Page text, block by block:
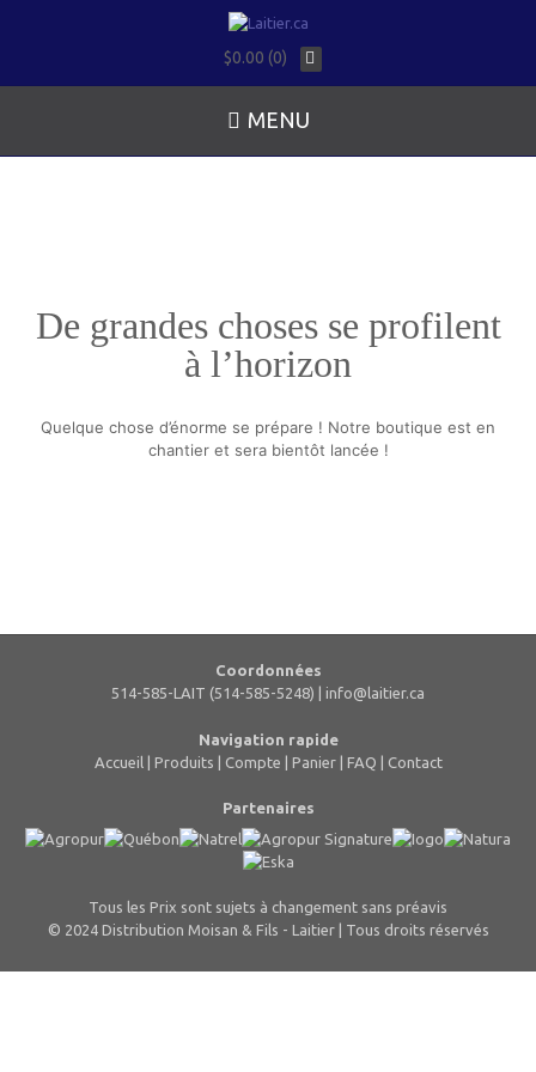
$0.00 (0)
MENU
De grandes choses se profilent
à l’horizon
Quelque chose d’énorme se prépare ! Notre boutique est en
chantier et sera bientôt lancée !
Coordonnées
514-585-LAIT (514-585-5248) | info@laitier.ca
Navigation rapide
Accueil | Produits | Compte | Panier| FAQ | Contact
Partenaires
Tous les Prix sont sujets à changement sans préavis
© 2024 Distribution Moisan & Fils - Laitier | Tous droits réservés